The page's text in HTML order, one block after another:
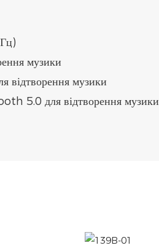
музики
відтворення музики
5.0 для відтворення музики